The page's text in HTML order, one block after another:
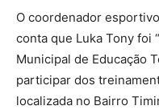
O coordenador
conta que Luka Tony foi
Municipal de Educação
participar dos
localizada no Bairro